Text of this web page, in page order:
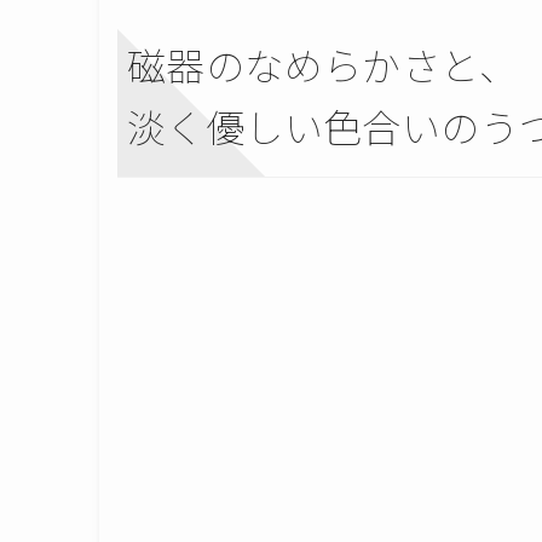
磁器のなめらかさと、
淡く優しい色合いのう